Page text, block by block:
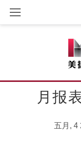
Skip
月报
五月, 4